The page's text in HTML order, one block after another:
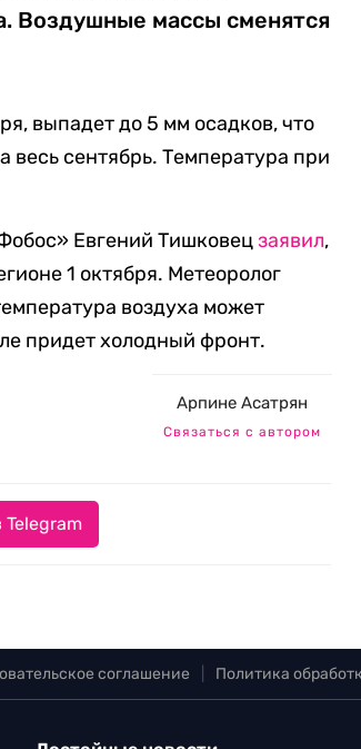
Воздушные массы сменятся
выпадет до 5 мм осадков, что
весь сентябрь. Температура при
Евгений Тишковецзаявил,
1 октября. Метеоролог
воздуха может
придет холодный фронт.
Арпине Асатрян
Связаться с автором
Telegram
соглашение Политика